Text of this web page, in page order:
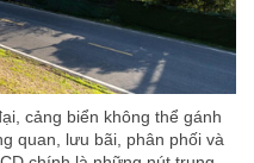
cảng biển không thể gánh
quan, lưu bãi, phân phối và